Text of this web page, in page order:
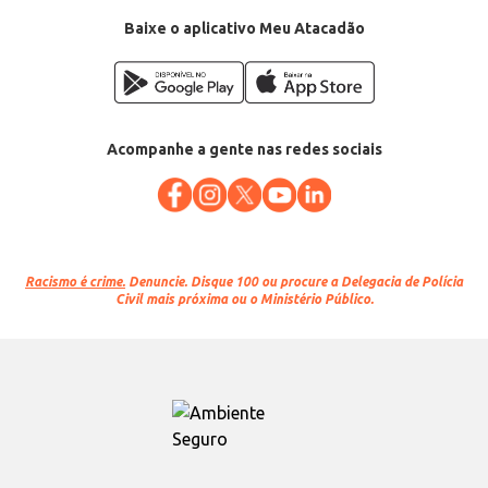
Baixe o aplicativo Meu Atacadão
Acompanhe a gente nas redes sociais
Racismo é crime. Denuncie. Disque 100 ou procure a Delegacia de Polícia
Civil mais próxima ou o Ministério Público.